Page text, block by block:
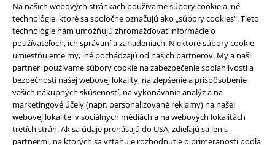
Na našich webových stránkach používame súbory cookie a iné
technológie, ktoré sa spoločne označujú ako „súbory cookies“. Tieto
technológie nám umožňujú zhromažďovať informácie o
používateľoch, ich správaní a zariadeniach. Niektoré súbory cookie
umiestňujeme my, iné pochádzajú od našich partnerov. My a naši
partneri používame súbory cookie na zabezpečenie spoľahlivosti a
bezpečnosti našej webovej lokality, na zlepšenie a prispôsobenie
vašich nákupných skúseností, na vykonávanie analýz a na
marketingové účely (napr. personalizované reklamy) na našej
webovej lokalite, v sociálnych médiách a na webových lokalitách
tretích strán. Ak sa údaje prenášajú do USA, zdieľajú sa len s
partnermi, na ktorých sa vzťahuje rozhodnutie o primeranosti podľa
Právne informácie
Podmienky